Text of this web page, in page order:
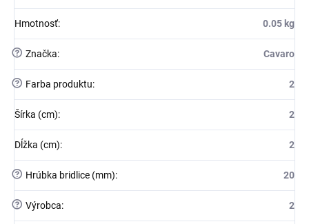
Hmotnosť: 0.05 kg
? Značka: Cavaro
? Farba produktu: 2
Šírka (cm): 2
Dĺžka (cm): 2
? Hrúbka bridlice (mm): 20
? Výrobca: 2